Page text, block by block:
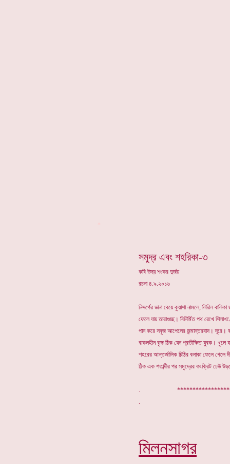
সমুদ্র এবং শহরিকা-৩
কবি উদয় শংকর দুর্জয়
রচনা ৪.৯.২০১৬
নিসর্গের ডানা বেয়ে কুয়াশা নামলে, লিরিল
ফেলে যায় তারাগুচ্ছ। বিনির্মিত পথ রেখে
পান করে সবুজ আপেলের জন্মান্তরবাদ। দূরে।
বাকলহীন বৃক্ষ ঠিক যেন প্রতীক্ষিত যুবক। খুলে
শহরের আন্তর্জালিক চিঠির বলাকা ফেলে গেলে
ঠিক এক শতাব্দীর পর সমুদ্রের কংক্রিট ঢেউ
.
মিলনসাগর